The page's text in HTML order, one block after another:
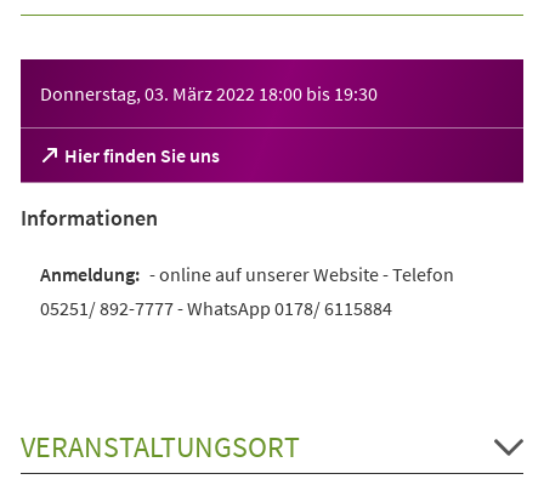
Donnerstag, 03. März 2022 18:00 bis 19:30
Hier finden Sie uns
(Öffnet
in
neuen
Informationen
- online auf unserer Website - Telefon
05251/ 892-7777 - WhatsApp 0178/ 6115884
VERANSTALTUNGSORT